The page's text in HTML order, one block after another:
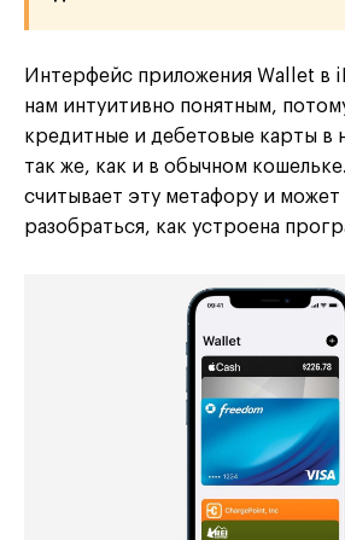
Интерфейс приложения Wallet в
нам интуитивно понятным,
кредитные и дебетовые карты в
так же, как и в обычном
считывает эту метафору и может
разобраться, как устроена